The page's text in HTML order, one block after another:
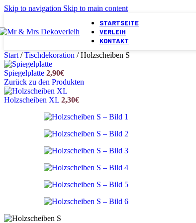
Skip to navigation Skip to main content
STARTSEITE
VERLEIH
KONTAKT
Start / Tischdekoration / Holzscheiben S
Spiegelplatte 2,90€
Zurück zu den Produkten
Holzscheiben XL 2,30€